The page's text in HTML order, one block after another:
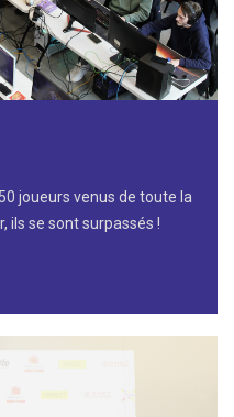
joueurs venus de toute la
ils se sont surpassés !